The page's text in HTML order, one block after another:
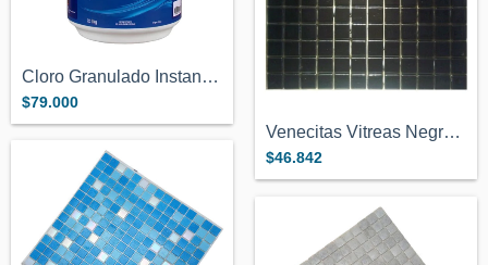
Cloro Granulado Instantaneo X 5 Kg Natac...
$79.000
Venecitas Vitreas Negro Premium 2,5 Cm C...
$46.842